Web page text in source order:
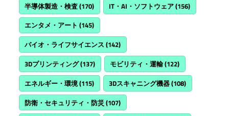
半導体製造・検査(170) IT・AI・ソフトウェア(156)
エンタメ・アート (145)
バイオ・ライフサイエンス (142)
3Dプリンティング(137) モビリティ・運輸(122)
エネルギー・環境(115) 3Dスキャニング機器(108)
防衛・セキュリティ・防災 (107)